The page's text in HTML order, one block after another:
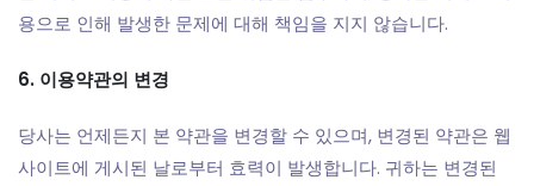
용으로 인해 발생한 문제에 대해 책임을 지지 않습니다.
6. 이용약관의 변경
당사는 언제든지 본 약관을 변경할 수 있으며, 변경된 약관은 웹
사이트에 게시된 날로부터 효력이 발생합니다. 귀하는 변경된